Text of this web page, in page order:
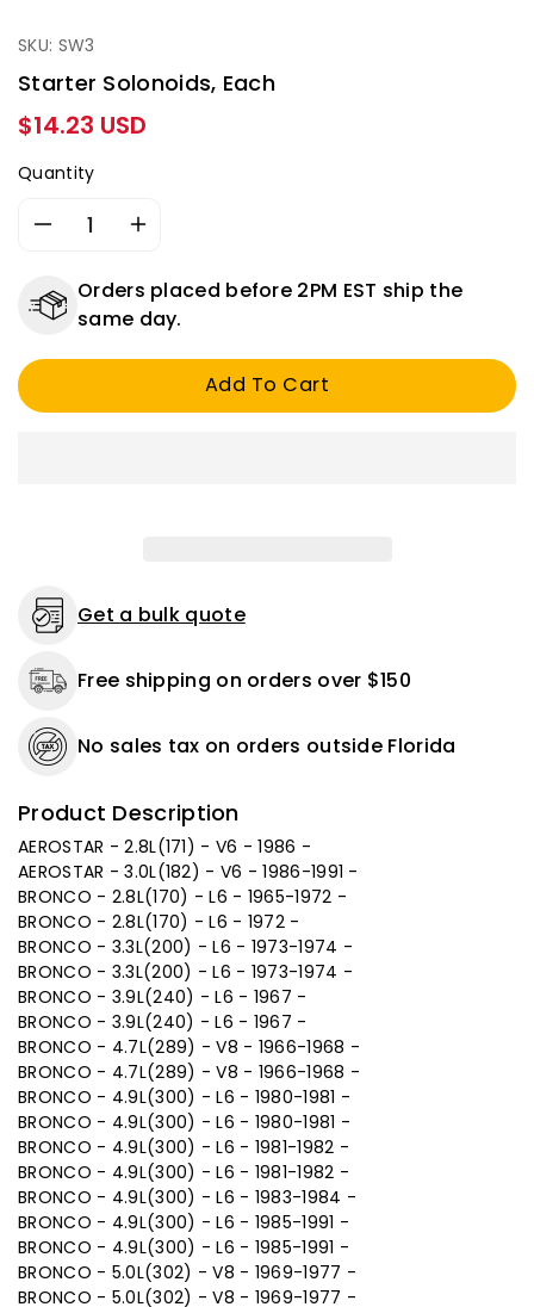
SKU: SW3
Starter Solonoids, Each
Regular
price
$14.23 USD
Quantity
Decrease
for
Starter
Each
Increase
for
Starter
Solonoids,
Each
Orders placed before 2PM EST ship the
same day.
Add To Cart
Get a bulk quote
Free shipping on orders over $150
No sales tax on orders outside Florida
Product Description
AEROSTAR - 2.8L(171) - V6 - 1986 -
AEROSTAR - 3.0L(182) - V6 - 1986-1991 -
BRONCO - 2.8L(170) - L6 - 1965-1972 -
BRONCO - 2.8L(170) - L6 - 1972 -
BRONCO - 3.3L(200) - L6 - 1973-1974 -
BRONCO - 3.3L(200) - L6 - 1973-1974 -
BRONCO - 3.9L(240) - L6 - 1967 -
BRONCO - 3.9L(240) - L6 - 1967 -
BRONCO - 4.7L(289) - V8 - 1966-1968 -
BRONCO - 4.7L(289) - V8 - 1966-1968 -
BRONCO - 4.9L(300) - L6 - 1980-1981 -
BRONCO - 4.9L(300) - L6 - 1980-1981 -
BRONCO - 4.9L(300) - L6 - 1981-1982 -
BRONCO - 4.9L(300) - L6 - 1981-1982 -
BRONCO - 4.9L(300) - L6 - 1983-1984 -
BRONCO - 4.9L(300) - L6 - 1985-1991 -
BRONCO - 4.9L(300) - L6 - 1985-1991 -
BRONCO - 5.0L(302) - V8 - 1969-1977 -
BRONCO - 5.0L(302) - V8 - 1969-1977 -